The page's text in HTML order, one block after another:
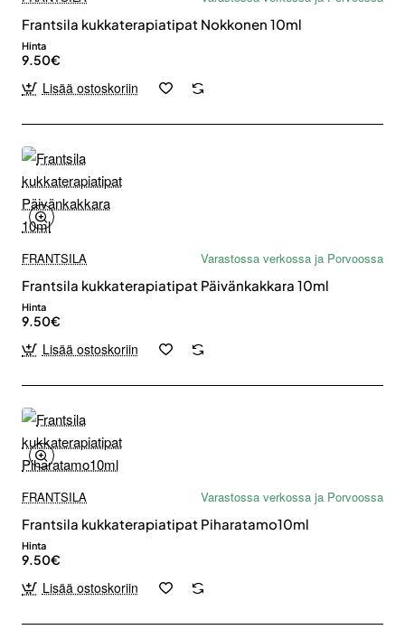
Frantsila kukkaterapiatipat Nokkonen 10ml
Hinta
9.50€
Lisää ostoskoriin
FRANTSILA
Varastossa verkossa ja Porvoossa
Frantsila kukkaterapiatipat Päivänkakkara 10ml
Hinta
9.50€
Lisää ostoskoriin
FRANTSILA
Varastossa verkossa ja Porvoossa
Frantsila kukkaterapiatipat Piharatamo10ml
Hinta
9.50€
Lisää ostoskoriin